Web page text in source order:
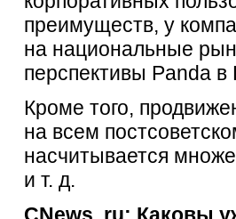
преимуществ, у
на национальные
перспективы Panda в
Кроме того,
на всем
насчитывается
и т. д.